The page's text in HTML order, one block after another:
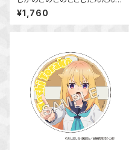
マグカップ
¥1,760